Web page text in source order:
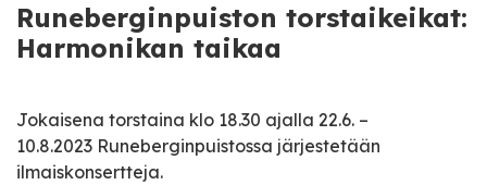
Runeberginpuiston torstaikeikat:
Harmonikan taikaa
Jokaisena torstaina klo 18.30 ajalla 22.6. –
10.8.2023 Runeberginpuistossa järjestetään
ilmaiskonsertteja.